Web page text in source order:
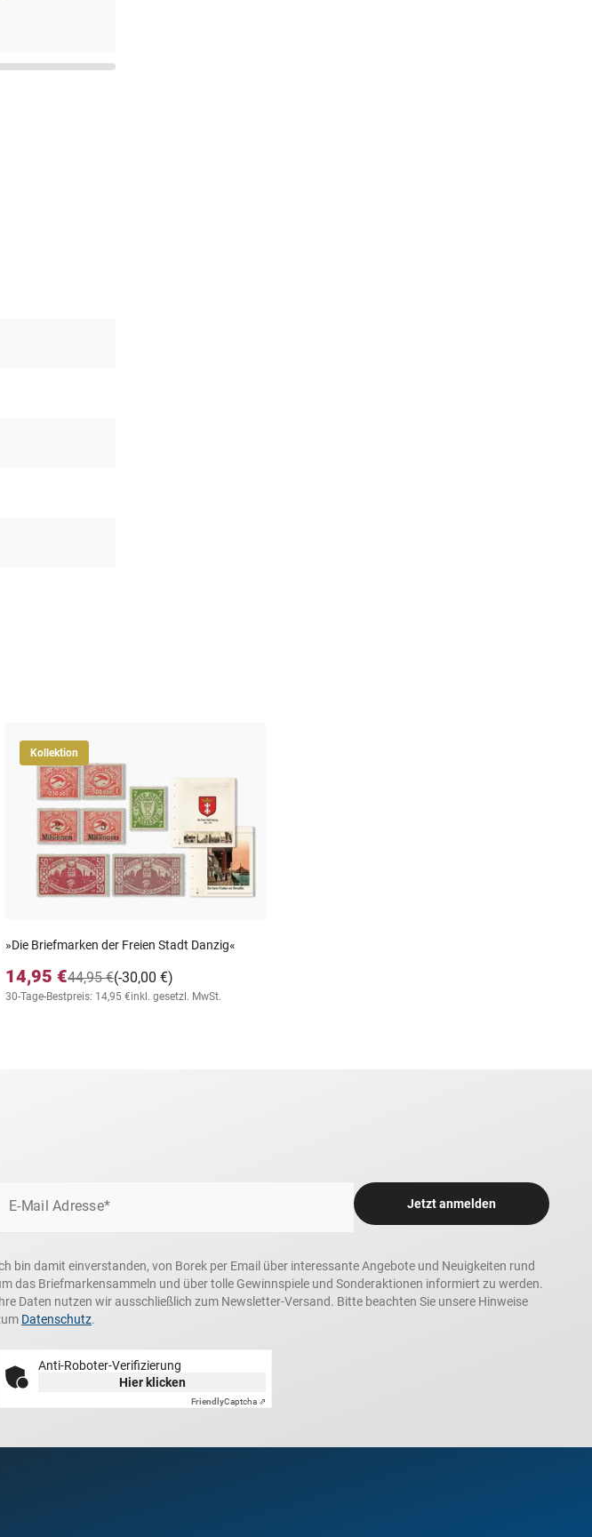
Kollektion
»Die Briefmarken der Freien Stadt Danzig«
14,95 € (-30,00 €)
44,95 €
30-Tage-Bestpreis: 14,95 €inkl. gesetzl. MwSt.
E-Mail Adresse* Jetzt anmelden
bin damit einverstanden, von Borek per Email über interessante Angebote und Neuigkeiten rund
das Briefmarkensammeln und über tolle Gewinnspiele und Sonderaktionen informiert zu werden.
Daten nutzen wir ausschließlich zum Newsletter-Versand. Bitte beachten Sie unsere Hinweise
Datenschutz.
Anti-Roboter-Verifizierung
Hier klicken
FriendlyCaptcha ⇗